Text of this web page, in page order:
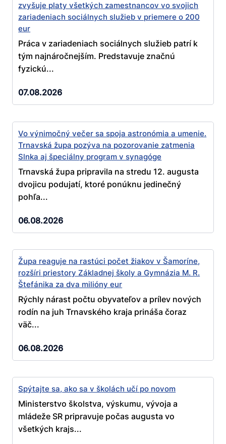
zvyšuje platy všetkých zamestnancov vo svojich
zariadeniach sociálnych služieb v priemere o 200
eur
Práca v zariadeniach sociálnych služieb patrí k
tým najnáročnejším. Predstavuje značnú
fyzickú...
07.08.2026
Vo výnimočný večer sa spoja astronómia a umenie.
Trnavská župa pozýva na pozorovanie zatmenia
Slnka aj špeciálny program v synagóge
Trnavská župa pripravila na stredu 12. augusta
dvojicu podujatí, ktoré ponúknu jedinečný
pohľa...
06.08.2026
Župa reaguje na rastúci počet žiakov v Šamoríne,
rozšíri priestory Základnej školy a Gymnázia M. R.
Štefánika za dva milióny eur
Rýchly nárast počtu obyvateľov a prílev nových
rodín na juh Trnavského kraja prináša čoraz
väč...
06.08.2026
Spýtajte sa, ako sa v školách učí po novom
Ministerstvo školstva, výskumu, vývoja a
mládeže SR pripravuje počas augusta vo
všetkých krajs...